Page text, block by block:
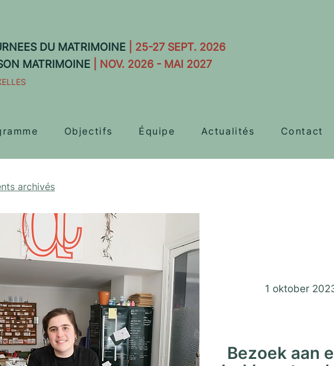
DU MATRIMOINE
| 25-27 SEPT. 2026
MATRIMOINE
| NOV. 2026 - MAI 2027
Objectifs Équipe Actualités Contact
archivés
1 oktober
Bezoek aan